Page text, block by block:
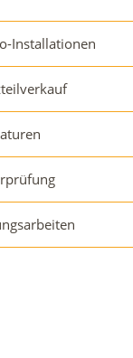
Installationen